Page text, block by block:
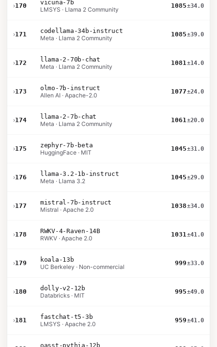
›170
vicuna-7b
LMSYS · Llama 2 Community
1085±34.0
›171
codellama-34b-instruct
Meta · Llama 2 Community
1085±39.0
›172
llama-2-70b-chat
Meta · Llama 2 Community
1081±14.0
›173
olmo-7b-instruct
Allen AI · Apache-2.0
1077±24.0
›174
llama-2-7b-chat
Meta · Llama 2 Community
1061±20.0
›175
zephyr-7b-beta
HuggingFace · MIT
1045±31.0
›176
llama-3.2-1b-instruct
Meta · Llama 3.2
1045±29.0
›177
mistral-7b-instruct
Mistral · Apache 2.0
1038±34.0
›178
RWKV-4-Raven-14B
RWKV · Apache 2.0
1031±41.0
›179
koala-13b
UC Berkeley · Non-commercial
999±33.0
›180
dolly-v2-12b
Databricks · MIT
995±49.0
›181
fastchat-t5-3b
LMSYS · Apache 2.0
959±41.0
oasst-pythia-12b